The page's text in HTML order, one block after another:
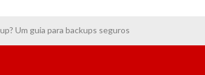
Um guia para backups seguros